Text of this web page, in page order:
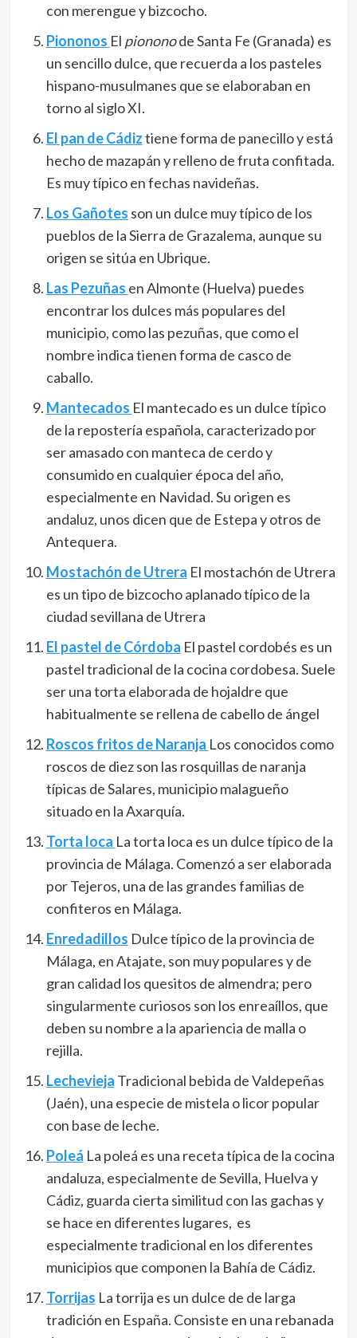
con merengue y bizcocho.
Piononos El piononode Santa Fe (Granada) es
un sencillo dulce, que recuerda a los pasteles
hispano-musulmanes que se elaboraban en
torno al siglo XI.
El pan de Cádiztiene forma de panecillo y está
hecho de mazapán y relleno de fruta confitada.
Es muy típico en fechas navideñas.
Los Gañotes son un dulce muy típico de los
pueblos de la Sierra de Grazalema, aunque su
origen se sitúa en Ubrique.
Las Pezuñas en Almonte (Huelva) puedes
encontrar los dulces más populares del
municipio, como las pezuñas, que como el
nombre indica tienen forma de casco de
caballo.
Mantecados El mantecado es un dulce típico
de la repostería española, caracterizado por
ser amasado con manteca de cerdo y
consumido en cualquier época del año,
especialmente en Navidad. Su origen es
andaluz, unos dicen que de Estepa y otros de
Antequera.
Mostachón de Utrera El mostachón de Utrera
es un tipo de bizcocho aplanado típico de la
ciudad sevillana de Utrera
El pastel de Córdoba El pastel cordobés es un
pastel tradicional de la cocina cordobesa.​ Suele
ser una torta elaborada de hojaldre que
habitualmente se rellena de cabello de ángel
Roscos fritos de Naranja Los conocidos como
roscos de diez son las rosquillas de naranja
típicas de Salares, municipio malagueño
situado en la Axarquía.
Torta loca La torta loca es un dulce típico de la
provincia de Málaga. Comenzó a ser elaborada
por Tejeros, una de las grandes familias de
confiteros en Málaga.
Enredadillos Dulce típico de la provincia de
Málaga, en Atajate, son muy populares y de
gran calidad los quesitos de almendra; pero
singularmente curiosos son los enreaíllos, que
deben su nombre a la apariencia de malla o
rejilla.
Lechevieja Tradicional bebida de Valdepeñas
(Jaén), una especie de mistela o licor popular
con base de leche.
Poleá La poleá es una receta típica de la cocina
andaluza, especialmente de Sevilla, Huelva y
Cádiz, guarda cierta similitud con las gachas y
se hace en diferentes lugares, es
especialmente tradicional en los diferentes
municipios que componen la Bahía de Cádiz.
Torrijas La torrija es un dulce de de larga
tradición en España. Consiste en una rebanada